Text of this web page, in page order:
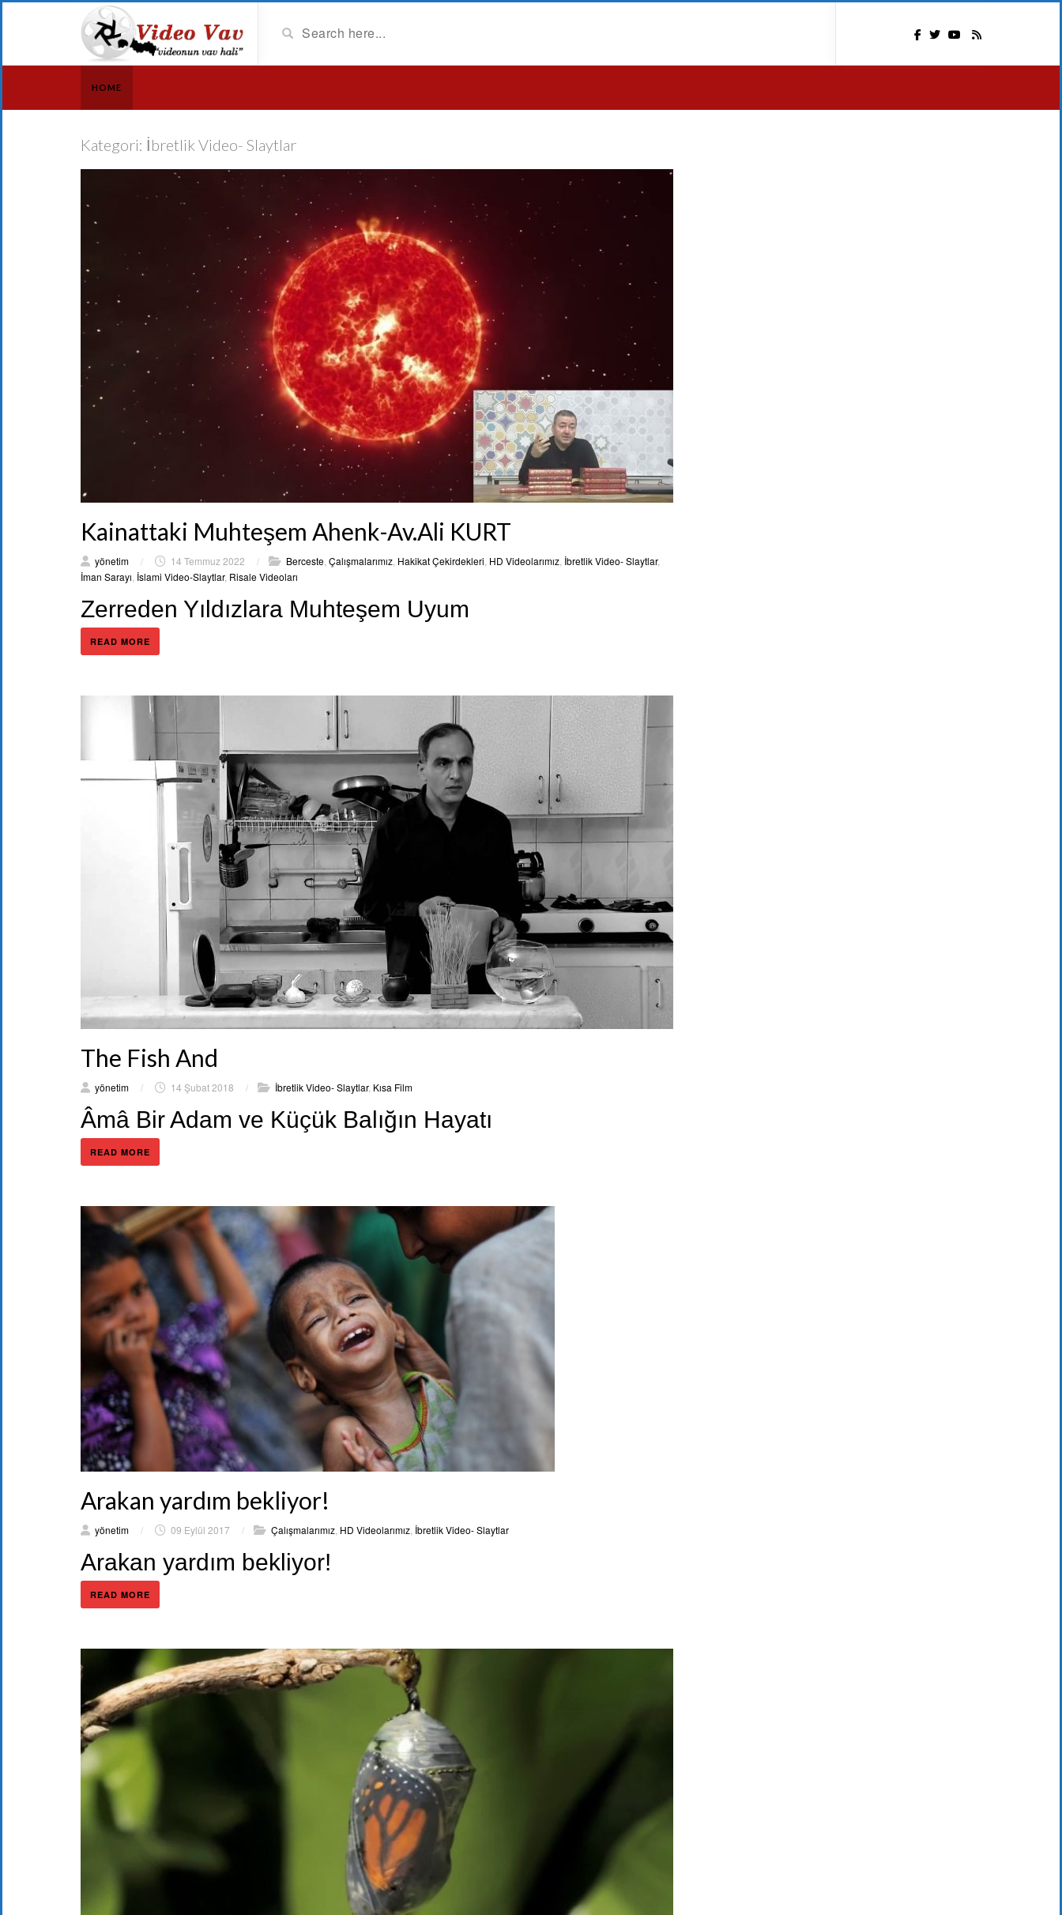
HOME
Kategori: İbretlik Video- Slaytlar
Kainattaki Muhteşem Ahenk-Av.Ali KURT
yönetim / 14 Temmuz 2022 / Berceste Çalışmalarımız Hakikat Çekirdekleri HD Videolarımız İbretlik Video- Slaytlar,
İman Sarayı İslami Video-Slaytlar, Risale Videoları
Zerreden Yıldızlara Muhteşem Uyum
READ MORE
The Fish And
yönetim / 14 Şubat 2018 / İbretlik Video- Slaytlar, Kısa Film
Âmâ Bir Adam ve Küçük Balığın Hayatı
READ MORE
Arakan yardım bekliyor!
yönetim / 09 Eylül 2017 / Çalışmalarımız HD Videolarımız İbretlik Video- Slaytlar
Arakan yardım bekliyor!
READ MORE